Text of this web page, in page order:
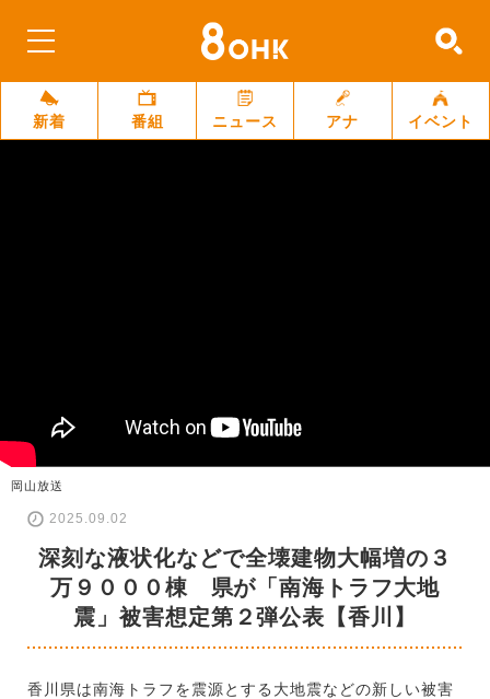
新着 番組 ニュース アナ イベント
岡山放送
2025.09.02
深刻な液状化などで全壊建物大幅増の３
万９０００棟 県が「南海トラフ大地
震」被害想定第２弾公表【香川】
香川県は南海トラフを震源とする大地震などの新しい被害